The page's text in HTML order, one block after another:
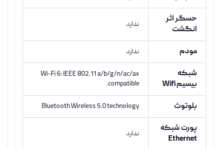
حسگر اثر
انگشت
ندارد
مودم ندارد
شبکه
بیسیم Wifi
Wi-Fi 6: IEEE 802.11 a/b/g/n/ac/ax
compatible.
بلوتوث Bluetooth Wireless 5.0 technology
پورت شبکه
Ethernet
ندارد